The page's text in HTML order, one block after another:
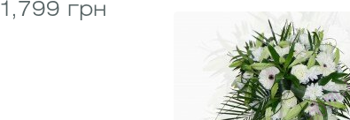
1,799 грн